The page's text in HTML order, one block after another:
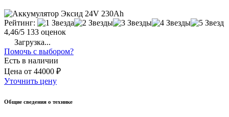
Рейтинг:
4,46/5 133 оценок
Загрузка...
Помочь с выбором?
Есть в наличии
Цена от 44000 ₽
Уточнить цену
Общие сведения о технике